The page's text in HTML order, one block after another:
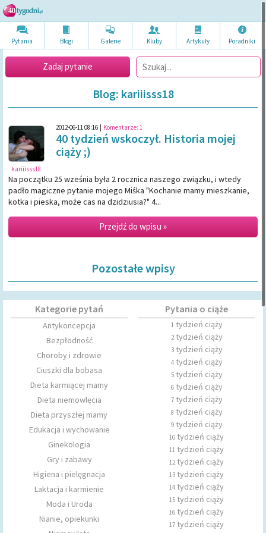
Pytania Blogi Galerie Kluby Artykuły Poradniki
Zadaj pytanie
Blog: kariiisss18
kariiisss18
2012-06-11 08:16 Komentarze: 1
40 tydzień wskoczył. Historia mojej
ciąży ;)
Na początku 25 wześnia była 2 rocznica naszego związku, i wtedy
padło magiczne pytanie mojego Miśka "Kochanie mamy mieszkanie,
kotka i pieska, może cas na dzidziusia?" 4...
Przejdź do wpisu »
Pozostałe wpisy
Kategorie pytań
Antykoncepcja
Bezpłodność
Choroby i zdrowie
Ciuszki dla bobasa
Dieta karmiącej mamy
Dieta niemowlęcia
Dieta przyszłej mamy
Edukacja i wychowanie
Ginekologia
Gry i zabawy
Higiena i pielęgnacja
Laktacja i karmienie
Moda i Uroda
Nianie, opiekunki
Pytania o ciąże
1tydzień ciąży
2tydzień ciąży
3tydzień ciąży
4tydzień ciąży
5tydzień ciąży
6tydzień ciąży
7tydzień ciąży
8 tydzień ciąży
9tydzień ciąży
10 tydzień ciąży
11 tydzień ciąży
12tydzień ciąży
13 tydzień ciąży
14 tydzień ciąży
15 tydzień ciąży
16 tydzień ciąży
17 tydzień ciąży